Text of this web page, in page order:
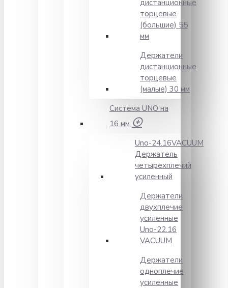
дистанционные
торцевые
(большие) 55
мм
Держатели
дистанционные
торцевые
(малые) 30 мм
Система UNO на
16 мм
Unо-24.16VACUUM
Держатель
четырехплечий
усиленный
Держатели
двухплечие
усиленные
Unо-22.16
VACUUM
Держатели
одноплечие
усиленные